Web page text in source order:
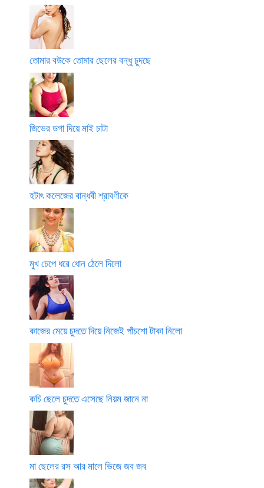
তোমার বউকে তোমার ছেলের বন্ধু চুদছে
জিভের ডগা দিয়ে মাই চাটা
হটাৎ কলেজের বান্ধবী শ্রাবণীকে
মুখ চেপে ধরে ধোন ঠেলে দিলো
কাজের মেয়ে চুদতে দিয়ে নিজেই পাঁচশো টাকা নিলো
কচি ছেলে চুদতে এসেছে নিয়ম জানে না
মা ছেলের রস আর মালে ভিজে জব জব